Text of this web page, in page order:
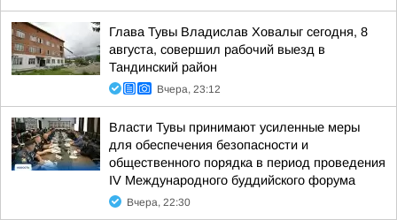
Глава Тувы Владислав Ховалыг сегодня, 8
августа, совершил рабочий выезд в
Тандинский район
Вчера, 23:12
Власти Тувы принимают усиленные меры
для обеспечения безопасности и
общественного порядка в период проведения
IV Международного буддийского форума
Вчера, 22:30